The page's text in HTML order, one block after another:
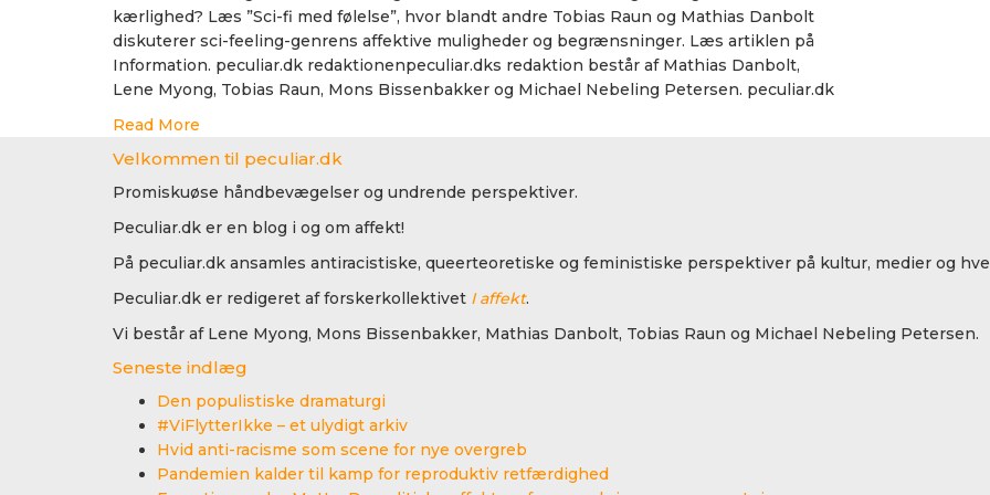
kærlighed? Læs ”Sci-fi med følelse”, hvor blandt andre Tobias Raun og Mathias Danbolt
diskuterer sci-feeling-genrens affektive muligheder og begrænsninger. Læs artiklen på
Information. peculiar.dk redaktionenpeculiar.dks redaktion består af Mathias Danbolt,
Lene Myong, Tobias Raun, Mons Bissenbakker og Michael Nebeling Petersen. peculiar.dk
Read More
Velkommen til peculiar.dk
Promiskuøse håndbevægelser og undrende perspektiver.
Peculiar.dk er en blog i og om affekt!
På peculiar.dk ansamles antiracistiske, queerteoretiske og feministiske perspektiver på kultur, medier og
Peculiar.dk er redigeret af forskerkollektivet I affekt.
Vi består af Lene Myong, Mons Bissenbakker, Mathias Danbolt, Tobias Raun og Michael Nebeling Petersen.
Seneste indlæg
Den populistiske dramaturgi
#ViFlytterIkke – et ulydigt arkiv
Hvid anti-racisme som scene for nye overgreb
Pandemien kalder til kamp for reproduktiv retfærdighed